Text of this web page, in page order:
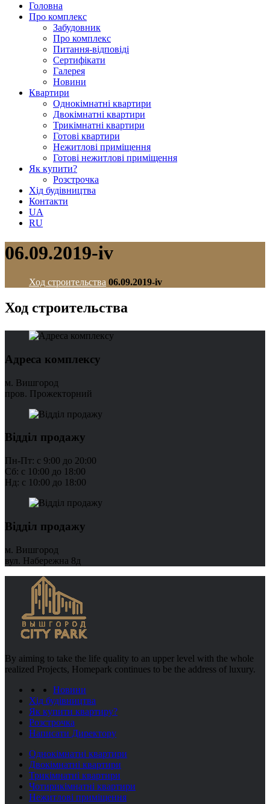
Головна
Про комплекс
Забудовник
Про комплекс
Питання-відповіді
Сертифікати
Галерея
Новини
Квартири
Однокімнатні квартири
Двокімнатні квартири
Трикімнатні квартири
Готові квартири
Нежитлові приміщення
Готові нежитлові приміщення
Як купити?
Розстрочка
Хід будівництва
Контакти
UA
RU
06.09.2019-iv
Ход строительства 06.09.2019-iv
Ход строительства
Адреса комплексу
м. Вишгород
пров. Прожекторний
Відділ продажу
Пн-Пт: с 9:00 до 20:00
Сб: с 10:00 до 18:00
Нд: с 10:00 до 18:00
Відділ продажу
м. Вишгород
вул. Набережна 8д
By aiming to take the life quality to an upper level with the whole
realized Projects, Homepark continues to be the address of luxury.
Новини
Хід будівництва
Як купити квартиру?
Розстрочка
Написати Директору
Однокімнатні квартири
Двокімнатні квартири
Трикімнатні квартири
Чотирикімнатні квартири
Нежитлові приміщення